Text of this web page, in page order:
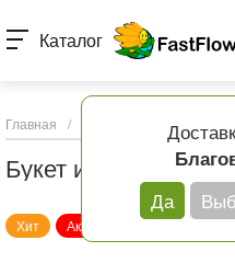
Да
Каталог
Главная / Каталог товаров
Букет из 101
Хит Акция